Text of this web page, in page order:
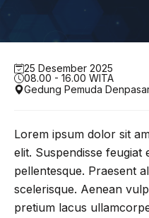
25 Desember 2025
08.00 - 16.00 WITA
Gedung Pemuda
Lorem ipsum dolor sit
elit. Suspendisse feugiat
pellentesque. Praesent
scelerisque. Aenean
pretium lacus